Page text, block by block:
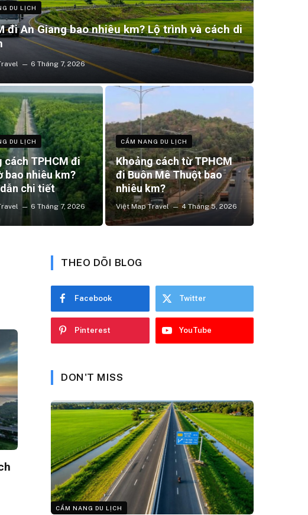
DU LỊCH
đi An Giang bao nhiêu km? Lộ trình và cách di
6 Tháng 7, 2026
DU LỊCH
cách TPHCM đi
bao nhiêu km?
chi tiết
6 Tháng 7, 2026
CẨM NANG DU LỊCH
Khoảng cách từ TPHCM
đi Buôn Mê Thuột bao
nhiêu km?
Việt Map Travel 4 Tháng 5, 2026
THEO DÕI BLOG
Facebook Twitter
Pinterest YouTube
DON'T MISS
CẨM NANG DU LỊCH